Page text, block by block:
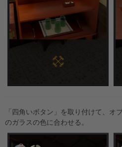
「四角いボタン」を取り付けて、オ
のガラスの色に合わせる。